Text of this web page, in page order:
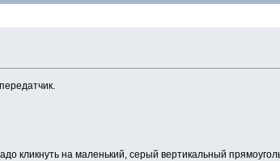
кликнуть на маленький, серый вертикальный